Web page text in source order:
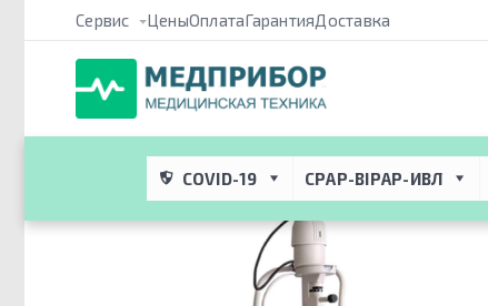
Сервис ЦеныОплатаГарантияДоставка
COVID-19 CPAP-BIPAP-ИВЛ
щелевая лампа